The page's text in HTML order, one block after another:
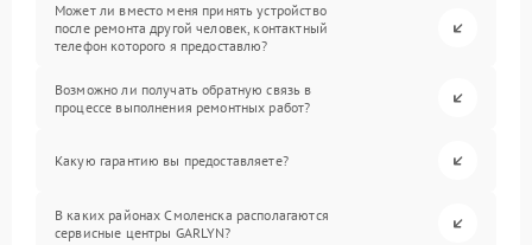
Может ли вместо меня принять устройство
после ремонта другой человек, контактный
телефон которого я предоставлю?
Возможно ли получать обратную связь в
процессе выполнения ремонтных работ?
Какую гарантию вы предоставляете?
В каких районах Смоленска располагаются
сервисные центры GARLYN?